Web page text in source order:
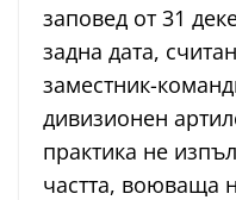
заповед от 31
задна дата,
заместник-
дивизионен
практика не
частта, воюваща